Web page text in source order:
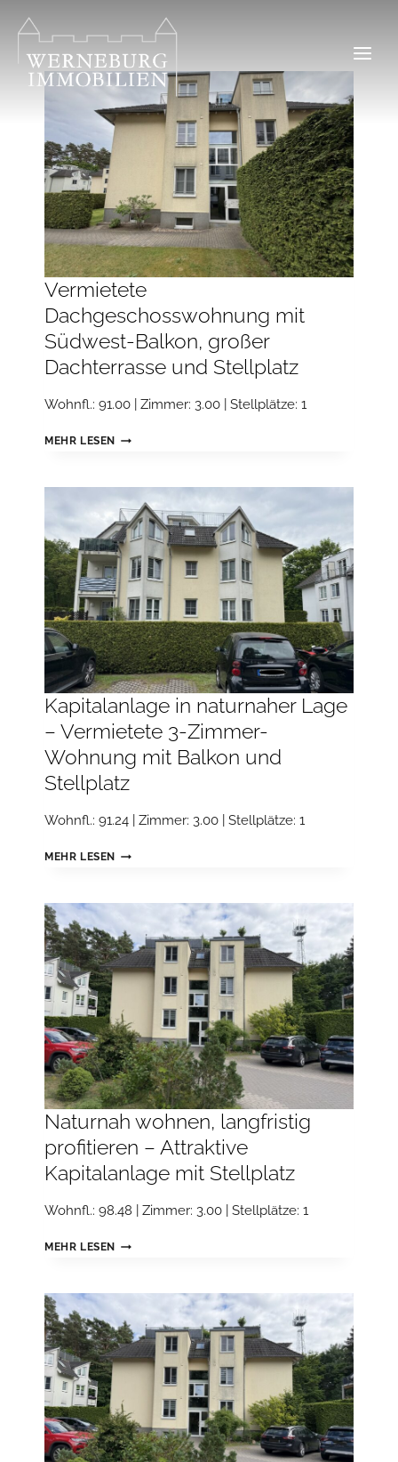
Inhalt
springen
Vermietete
Dachgeschosswohnung mit
Südwest-Balkon, großer
Dachterrasse und Stellplatz
Wohnfl.: 91.00 | Zimmer: 3.00 | Stellplätze: 1
MEHR LESEN
VERMIETETE
SÜDWEST-
BALKON,
GROSSER D
ACHTERRASSE U
ND S
TELLPLATZ
Kapitalanlage in naturnaher Lage
– Vermietete 3-Zimmer-
Wohnung mit Balkon und
Stellplatz
Wohnfl.: 91.24 | Zimmer: 3.00 | Stellplätze: 1
MEHR LESEN
KAPITALANLAGE
LAGE
VERMIETETE
3-
ZIMMER-
WOHNUNG
MIT
BALKON
UND
STELLPLATZ
Naturnah wohnen, langfristig
profitieren – Attraktive
Kapitalanlage mit Stellplatz
Wohnfl.: 98.48 | Zimmer: 3.00 | Stellplätze: 1
MEHR LESEN
NATURNAH
PROFITIEREN
ATTRAKTIVE
KAPITALANLAGE
MIT
STELLPLATZ